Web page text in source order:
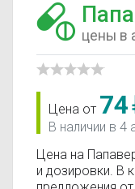
цены в
Цена от 74
В наличии в 4
Цена на
и дозировки. В